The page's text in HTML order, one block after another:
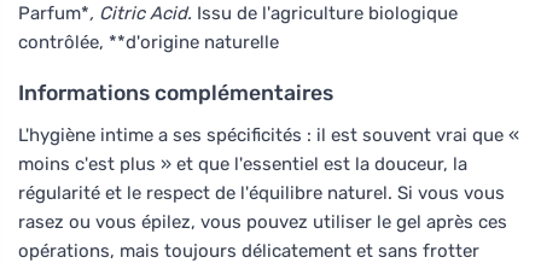
Parfum*, Citric Acid. Issu de l'agriculture biologique
contrôlée, **d'origine naturelle
Informations complémentaires
L'hygiène intime a ses spécificités : il est souvent vrai que «
moins c'est plus » et que l'essentiel est la douceur, la
régularité et le respect de l'équilibre naturel. Si vous vous
rasez ou vous épilez, vous pouvez utiliser le gel après ces
opérations, mais toujours délicatement et sans frotter